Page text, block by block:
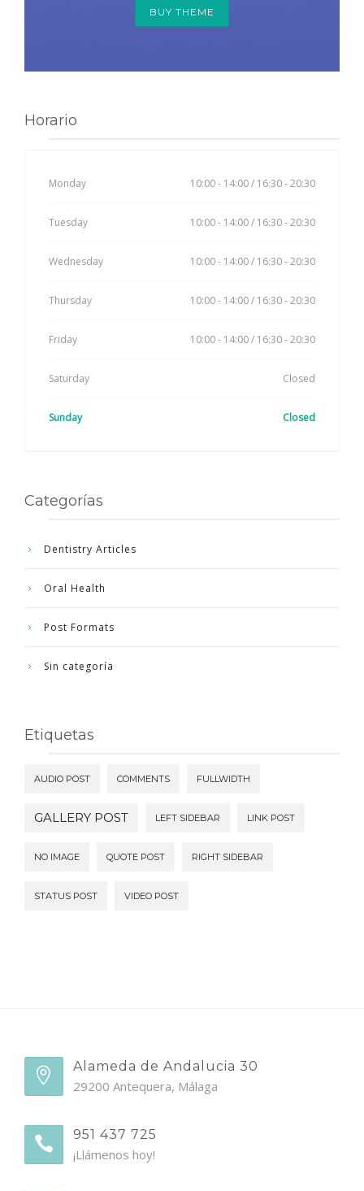
BUY THEME
Horario
Monday 10:00 - 14:00 / 16:30 - 20:30
Tuesday 10:00 - 14:00 / 16:30 - 20:30
Wednesday 10:00 - 14:00 / 16:30 - 20:30
Thursday 10:00 - 14:00 / 16:30 - 20:30
Friday 10:00 - 14:00 / 16:30 - 20:30
Saturday Closed
Sunday Closed
Categorías
Dentistry Articles
Oral Health
Post Formats
Sin categoría
Etiquetas
AUDIO POST COMMENTS FULLWIDTH
GALLERY POST LEFT SIDEBAR LINK POST
NO IMAGE QUOTE POST RIGHT SIDEBAR
STATUS POST VIDEO POST
Alameda de Andalucia 30
29200 Antequera, Málaga
951 437 725
¡Llámenos hoy!